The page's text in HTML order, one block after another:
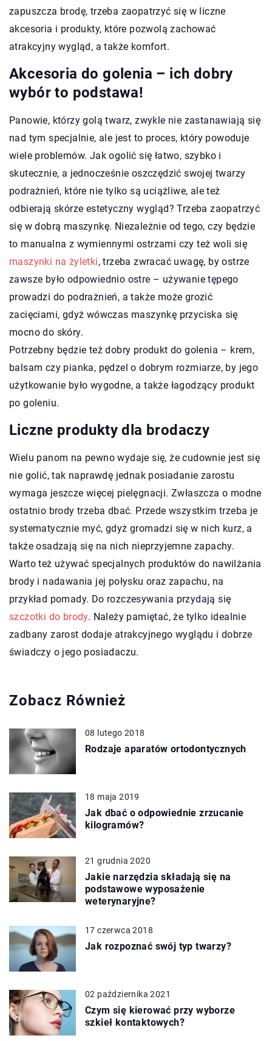
zapuszcza brodę, trzeba zaopatrzyć się w liczne
akcesoria i produkty, które pozwolą zachować
atrakcyjny wygląd, a także komfort.
Akcesoria do golenia – ich dobry
wybór to podstawa!
Panowie, którzy golą twarz, zwykle nie zastanawiają się
nad tym specjalnie, ale jest to proces, który powoduje
wiele problemów. Jak ogolić się łatwo, szybko i
skutecznie, a jednocześnie oszczędzić swojej twarzy
podrażnień, które nie tylko są uciążliwe, ale też
odbierają skórze estetyczny wygląd? Trzeba zaopatrzyć
się w dobrą maszynkę. Niezależnie od tego, czy będzie
to manualna z wymiennymi ostrzami czy też woli się
maszynki na żyletki, trzeba zwracać uwagę, by ostrze
zawsze było odpowiednio ostre – używanie tępego
prowadzi do podrażnień, a także może grozić
zacięciami, gdyż wówczas maszynkę przyciska się
mocno do skóry.
Potrzebny będzie też dobry produkt do golenia – krem,
balsam czy pianka, pędzel o dobrym rozmiarze, by jego
użytkowanie było wygodne, a także łagodzący produkt
po goleniu.
Liczne produkty dla brodaczy
Wielu panom na pewno wydaje się, że cudownie jest się
nie golić, tak naprawdę jednak posiadanie zarostu
wymaga jeszcze więcej pielęgnacji. Zwłaszcza o modne
ostatnio brody trzeba dbać. Przede wszystkim trzeba je
systematycznie myć, gdyż gromadzi się w nich kurz, a
także osadzają się na nich nieprzyjemne zapachy.
Warto też używać specjalnych produktów do nawilżania
brody i nadawania jej połysku oraz zapachu, na
przykład pomady. Do rozczesywania przydają się
szczotki do brody. Należy pamiętać, że tylko idealnie
zadbany zarost dodaje atrakcyjnego wyglądu i dobrze
świadczy o jego posiadaczu.
Zobacz Również
08 lutego 2018
Rodzaje aparatów ortodontycznych
18 maja 2019
Jak dbać o odpowiednie zrzucanie
kilogramów?
21 grudnia 2020
Jakie narzędzia składają się na
podstawowe wyposażenie
weterynaryjne?
17 czerwca 2018
Jak rozpoznać swój typ twarzy?
02 października 2021
Czym się kierować przy wyborze
szkieł kontaktowych?